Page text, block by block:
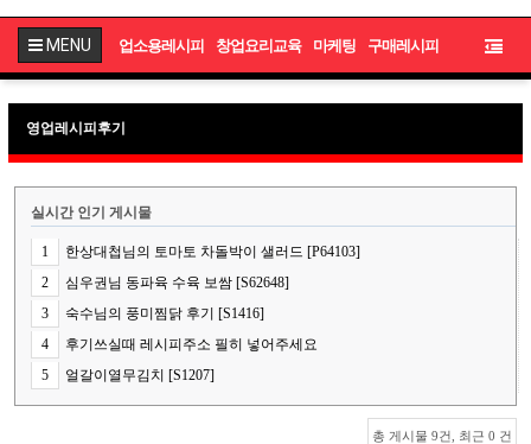
MENU 업소용레시피 창업요리교육 마케팅 구매레시피
영업레시피후기
실시간 인기 게시물
1
한상대첩님의 토마토 차돌박이 샐러드 [P64103]
2
심우권님 동파육 수육 보쌈 [S62648]
3
숙수님의 풍미찜닭 후기 [S1416]
4
후기쓰실때 레시피주소 필히 넣어주세요
5
얼갈이열무김치 [S1207]
총 게시물 9건, 최근 0 건